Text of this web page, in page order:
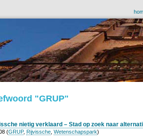
"GRUP"
nietig verklaard – Stad op zoek naar
(GRUP, Rijvissche Wetenschapspark)